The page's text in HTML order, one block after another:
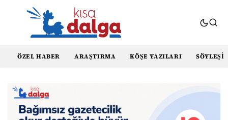
ÖZEL HABER ARAŞTIRMA KÖŞE YAZILARI SÖYLEŞI